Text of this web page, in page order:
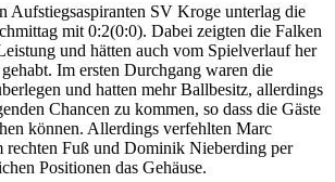
Aufstiegsaspiranten SV Kroge unterlag die
mit 0:2(0:0). Dabei zeigten die Falken
und hätten auch vom Spielverlauf her
Im ersten Durchgang waren die
und hatten mehr Ballbesitz, allerdings
Chancen zu kommen, so dass die Gäste
können. Allerdings verfehlten Marc
rechten Fuß und Dominik Nieberding per
Positionen das Gehäuse.